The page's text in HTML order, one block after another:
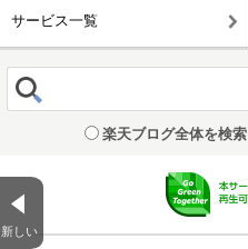
新しい
サービス一覧
楽天ブログ全体を検索